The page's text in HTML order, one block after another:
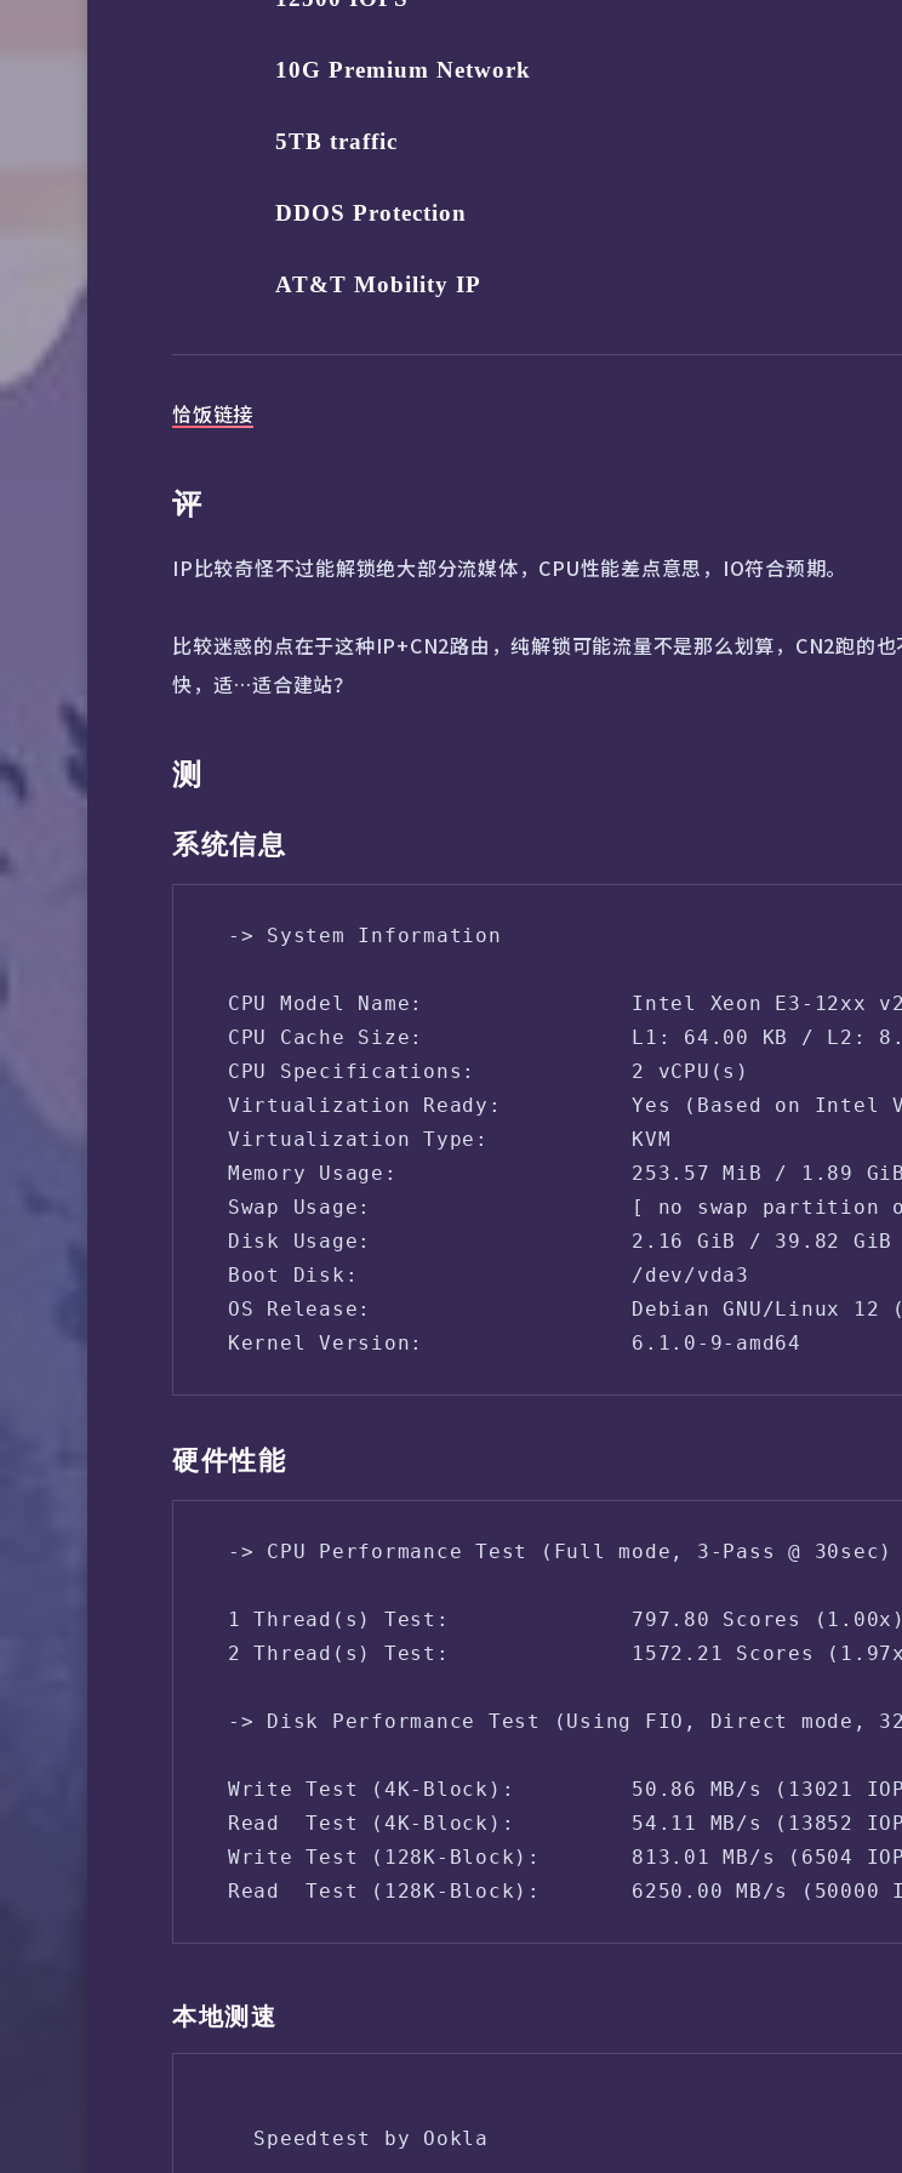
10G Premium Network
5TB traffic
DDOS Protection
AT&T Mobility IP
恰饭链接
评
IP比较奇怪不过能解锁绝大部分流媒体，CPU性能差点意思，IO符合预期。
比较迷惑的点在于这种IP+CN2路由，纯解锁可能流量不是那么划算，CN2跑的也
快，适…适合建站？
测
系统信息
-> System Information
CPU Model Name:                Intel Xeon E3-12xx
CPU Cache Size:                L1: 64.00 KB / L2:
CPU Specifications:            2 vCPU(s)
Virtualization Ready:          Yes (Based on Intel
Virtualization Type:           KVM
Memory Usage:                  253.57 MiB / 1.89 GiB
Swap Usage:                    [ no swap partition
Disk Usage:                    2.16 GiB / 39.82 GiB
Boot Disk:                     /dev/vda3
OS Release:                    Debian GNU/Linux 12
硬件性能
-> CPU Performance Test (Full mode, 3-Pass @ 30sec)
1 Thread(s) Test:              797.80 Scores (1.00x)
2 Thread(s) Test:              1572.21 Scores
-> Disk Performance Test (Using FIO, Direct mode, 32
Write Test (4K-Block):         50.86 MB/s (13021
Read  Test (4K-Block):         54.11 MB/s (13852
Write Test (128K-Block):       813.01 MB/s (6504
本地测速
   Speedtest by Ookla